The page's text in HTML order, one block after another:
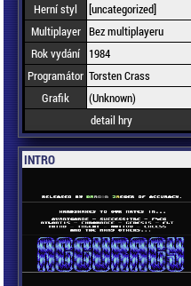
Herní styl
[uncategorized]
Multiplayer Bez multiplayeru
Rok vydání
1984
Programátor Torsten Crass
Grafik
(Unknown)
detail hry
INTRO